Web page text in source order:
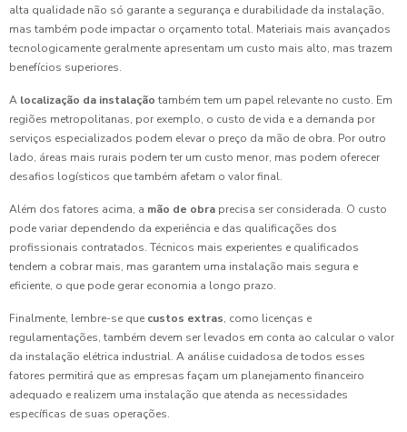
alta qualidade não só garante a segurança e durabilidade da instalação,
mas também pode impactar o orçamento total. Materiais mais avançados
tecnologicamente geralmente apresentam um custo mais alto, mas trazem
benefícios superiores.
A localização da instalação também tem um papel relevante no custo. Em
regiões metropolitanas, por exemplo, o custo de vida e a demanda por
serviços especializados podem elevar o preço da mão de obra. Por outro
lado, áreas mais rurais podem ter um custo menor, mas podem oferecer
desafios logísticos que também afetam o valor final.
Além dos fatores acima, a mão de obra precisa ser considerada. O custo
pode variar dependendo da experiência e das qualificações dos
profissionais contratados. Técnicos mais experientes e qualificados
tendem a cobrar mais, mas garantem uma instalação mais segura e
eficiente, o que pode gerar economia a longo prazo.
Finalmente, lembre-se que custos extras, como licenças e
regulamentações, também devem ser levados em conta ao calcular o valor
da instalação elétrica industrial. A análise cuidadosa de todos esses
fatores permitirá que as empresas façam um planejamento financeiro
adequado e realizem uma instalação que atenda as necessidades
específicas de suas operações.